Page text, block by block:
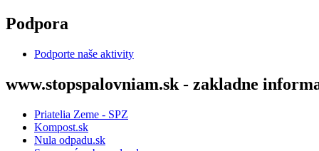
Skočiť na hlavný obsah
Podpora
Podporte naše aktivity
www.stopspalovniam.sk - zakladne
Priatelia Zeme - SPZ
Kompost.sk
Nula odpadu.sk